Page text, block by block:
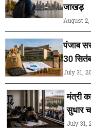
जाखड़
August 2,
पंजाब
30
July 31,
मंत्री
सुधार
July 31,